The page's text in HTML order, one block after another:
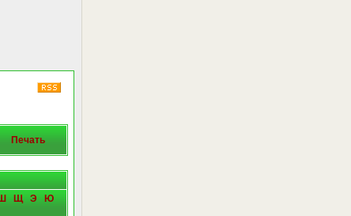
Печать
Щ Э
Ю